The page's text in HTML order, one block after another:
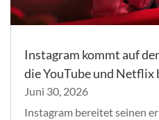
Instagram kommt auf
die YouTube und Netflix
Juni 30, 2026
Instagram bereitet seinen